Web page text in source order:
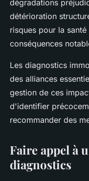
dégradations
détérioration
risques pour la
conséquences
Les diagnostics
des alliances
gestion de ces
d'identifier
recommander des
Faire appel à
diagnostics